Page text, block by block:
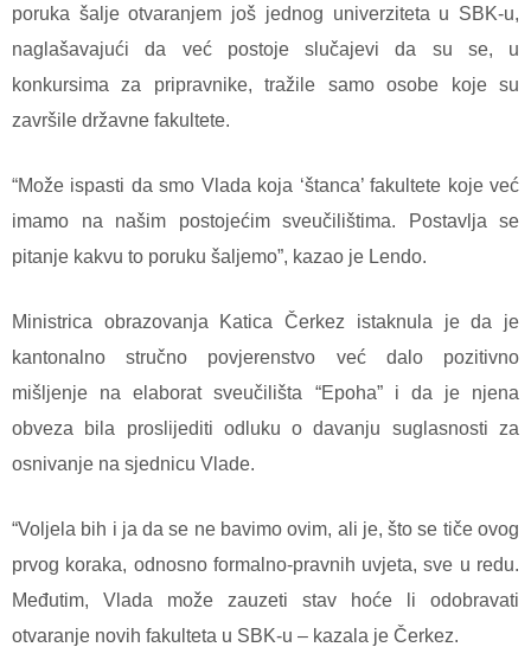
poruka šalje otvaranjem još jednog univerziteta u SBK-u,
naglašavajući da već postoje slučajevi da su se, u
konkursima za pripravnike, tražile samo osobe koje su
završile državne fakultete.
“Može ispasti da smo Vlada koja ‘štanca’ fakultete koje već
imamo na našim postojećim sveučilištima. Postavlja se
pitanje kakvu to poruku šaljemo”, kazao je Lendo.
Ministrica obrazovanja Katica Čerkez istaknula je da je
kantonalno stručno povjerenstvo već dalo pozitivno
mišljenje na elaborat sveučilišta “Epoha” i da je njena
obveza bila proslijediti odluku o davanju suglasnosti za
osnivanje na sjednicu Vlade.
“Voljela bih i ja da se ne bavimo ovim, ali je, što se tiče ovog
prvog koraka, odnosno formalno-pravnih uvjeta, sve u redu.
Međutim, Vlada može zauzeti stav hoće li odobravati
otvaranje novih fakulteta u SBK-u – kazala je Čerkez.